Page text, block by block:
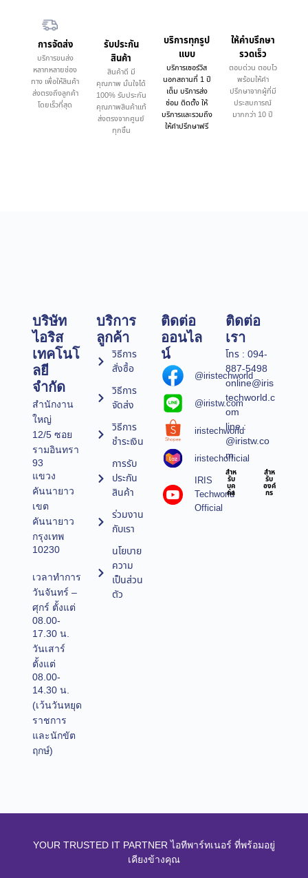
การจัดส่ง
บริการขนส่ง
หลากหลายช่อง
ทาง เพื่อให้สินค้า
ส่งตรงถึงลูกค้า
โดยเร็วที่สุด
รับประกัน
สินค้า
สินค้าดี มี
คุณภาพ มั่นใจได้
100% รับประกัน
คุณภาพสินค้าแท้
ส่งตรงจากศูนย์
ทุกชิ้น
บริการทุกรูป
แบบ
บริการเซอร์วิส
นอกสถานที่ 1 ปี
เต็ม บริการส่ง
ซ่อม ติดตั้ง ให้
บริการและรวมถึง
ให้คำปรึกษาฟรี
ให้คำบรึกษา
รวดเร็ว
ตอบด่วน ตอบไว
พร้อมให้คำ
ปรึกษาจากผู้ที่มี
ประสบการณ์
มากกว่า 10 ปี
บริษัท
ไอริส
เทคโนโ
ลยี
จำกัด
สำนักงาน
ใหญ่
12/5 ซอย
รามอินทรา
93
แขวง
คันนายาว
เขต
คันนายาว
กรุงเทพ
10230
เวลาทำการ
วันจันทร์ –
ศุกร์ ตั้งแต่
08.00-
17.30 น.
วันเสาร์
ตั้งแต่
08.00-
14.30 น.
(เว้นวันหยุด
ราชการ
และนักขัต
ฤกษ์)
บริการ
ลูกค้า
วิธีการ
สั่งซื้อ
วิธีการ
จัดส่ง
วิธีการ
ชำระเงิน
การรับ
ประกัน
สินค้า
ร่วมงาน
กับเรา
นโยบาย
ความ
เป็นส่วน
ตัว
ติดต่อ
ออนไล
น์
@iristechworld
@iristw.com
iristechworld
iristechofficial
IRIS
Techworld
Official
ติดต่อ
เรา
โทร : 094-
887-5498
online@iris
techworld.c
om
line :
@iristw.co
m
สำห
รับ
บุค
คล
สำห
รับ
องค์
กร
YOUR TRUSTED IT PARTNER ไอทีพาร์ทเนอร์ ที่พร้อมอยู่
เคียงข้างคุณ